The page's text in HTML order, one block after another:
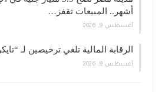
أشهر.. المبيعات تقفز…
أغسطس 9, 2026
الرقابة المالية تلغي ترخيصين لـ
أغسطس 9, 2026